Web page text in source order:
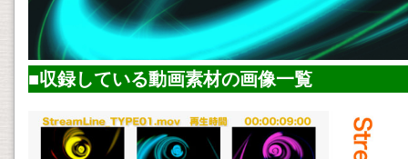
■収録している動画素材の画像一覧